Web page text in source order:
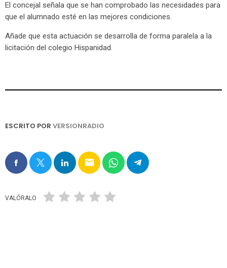
El concejal señala que se han comprobado las necesidades para
que el alumnado esté en las mejores condiciones.
Añade que esta actuación se desarrolla de forma paralela a la
licitación del colegio Hispanidad.
ESCRITO POR VERSIONRADIO
email
VALÓRALO